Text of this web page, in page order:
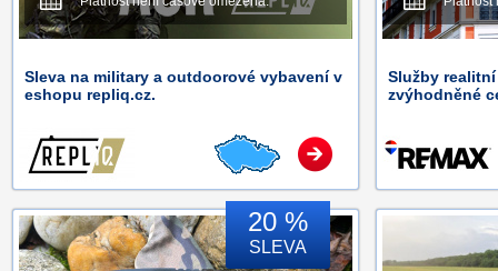
Sleva na military a outdoorové vybavení v
eshopu repliq.cz.
Služby realitní
zvýhodněné
20 %
SLEVA